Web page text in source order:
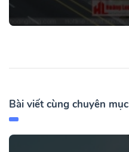
Bài viết cùng chuyên mục